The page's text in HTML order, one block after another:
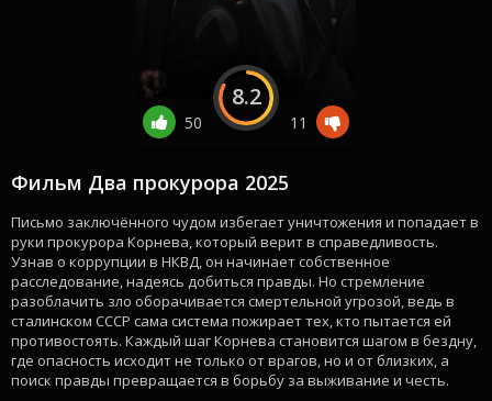
Фильм Два прокурора 2025
Письмо заключённого чудом избегает уничтожения и попадает в
руки прокурора Корнева, который верит в справедливость.
Узнав о коррупции в НКВД, он начинает собственное
расследование, надеясь добиться правды. Но стремление
разоблачить зло оборачивается смертельной угрозой, ведь в
сталинском СССР сама система пожирает тех, кто пытается ей
противостоять. Каждый шаг Корнева становится шагом в бездну,
где опасность исходит не только от врагов, но и от близких, а
поиск правды превращается в борьбу за выживание и честь.
50
8.2
11